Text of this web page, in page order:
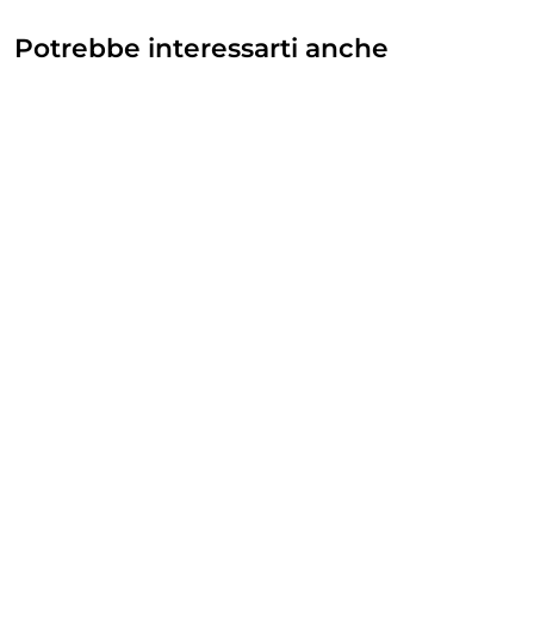
Potrebbe interessarti anche